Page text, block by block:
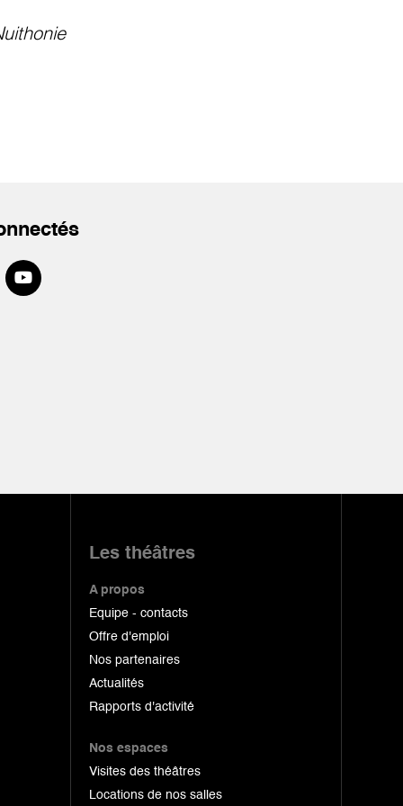
Les théâtres
A propos
Equipe - contacts
Offre d'emploi
Nos partenaires
Actualités
Rapports d'activité
Nos espaces
Visites des théâtres
Locations de nos salles